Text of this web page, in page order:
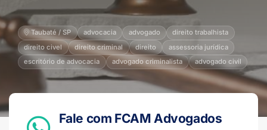
Taubaté / SP advocacia advogado
direito trabalhista
direito civel
direito criminal direito
assessoria jurídica
escritório de advocacia
advogado criminalista advogado civil
Fale com FCAM Advogados